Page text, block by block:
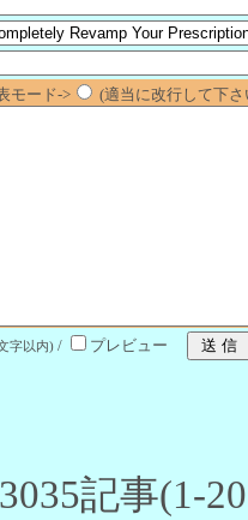
モード-> (適当に改行して下
字以内) / プレビュー
記事(1-